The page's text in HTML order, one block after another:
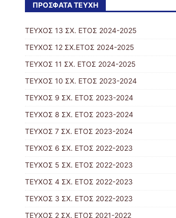
ΠΡΌΣΦΑΤΑ ΤΕΎΧΗ
ΤΕΥΧΟΣ 13 ΣΧ. ΕΤΟΣ 2024-2025
ΤΕΥΧΟΣ 12 ΣΧ.ΕΤΟΣ 2024-2025
ΤΕΥΧΟΣ 11 ΣΧ. ΕΤΟΣ 2024-2025
TΕΥΧΟΣ 10 ΣΧ. ΕΤΟΣ 2023-2024
ΤΕΥΧΟΣ 9 ΣΧ. ΕΤΟΣ 2023-2024
ΤΕΥΧΟΣ 8 ΣΧ. ΕΤΟΣ 2023-2024
ΤΕΥΧΟΣ 7 ΣΧ. ΕΤΟΣ 2023-2024
ΤΕΥΧΟΣ 6 ΣΧ. ΕΤΟΣ 2022-2023
ΤΕΥΧΟΣ 5 ΣΧ. ΕΤΟΣ 2022-2023
ΤΕΥΧΟΣ 4 ΣΧ. ΕΤΟΣ 2022-2023
ΤΕΥΧΟΣ 3 ΣΧ. ΕΤΟΣ 2022-2023
ΤΕΥΧΟΣ 2 ΣΧ. ΕΤΟΣ 2021-2022